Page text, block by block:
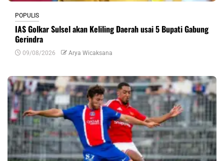
POPULIS
IAS Golkar Sulsel akan Keliling Daerah usai 5 Bupati Gabung
Gerindra
09/08/2026 Arya Wicaksana